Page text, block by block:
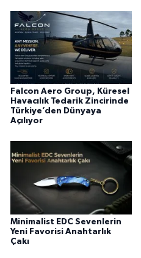
Falcon Aero Group, Küresel
Havacılık Tedarik Zincirinde
Türkiye’den Dünyaya
Açılıyor
Minimalist EDC Sevenlerin
Yeni Favorisi Anahtarlık
Çakı